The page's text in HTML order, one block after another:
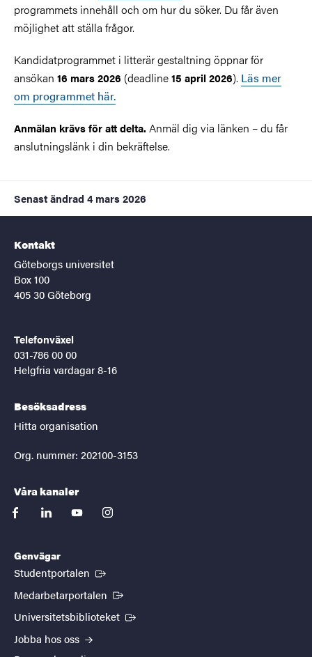
programmets innehåll och om hur du söker. Du får även
möjlighet att ställa frågor.
Kandidatprogrammet i litterär gestaltning öppnar för
ansökan 16 mars 2026 (deadline15 april 2026). Läs mer
om programmet här.
Anmälan krävs för att delta. Anmäl dig via länken – du får
anslutningslänk i din bekräftelse.
Senast ändrad 4 mars 2026
Kontakt
Göteborgs universitet
Box 100
405 30 Göteborg
Telefonväxel
031-786 00 00
Helgfria vardagar 8-16
Besöksadress
Hitta organisation
Org. nummer: 202100-3153
Våra kanaler
facebooklinkedinyoutubeinstagram
Genvägar
Studentportalen (Extern länk)
Medarbetarportalen (Extern länk)
Universitetsbiblioteket (Extern länk)
Jobba hos oss